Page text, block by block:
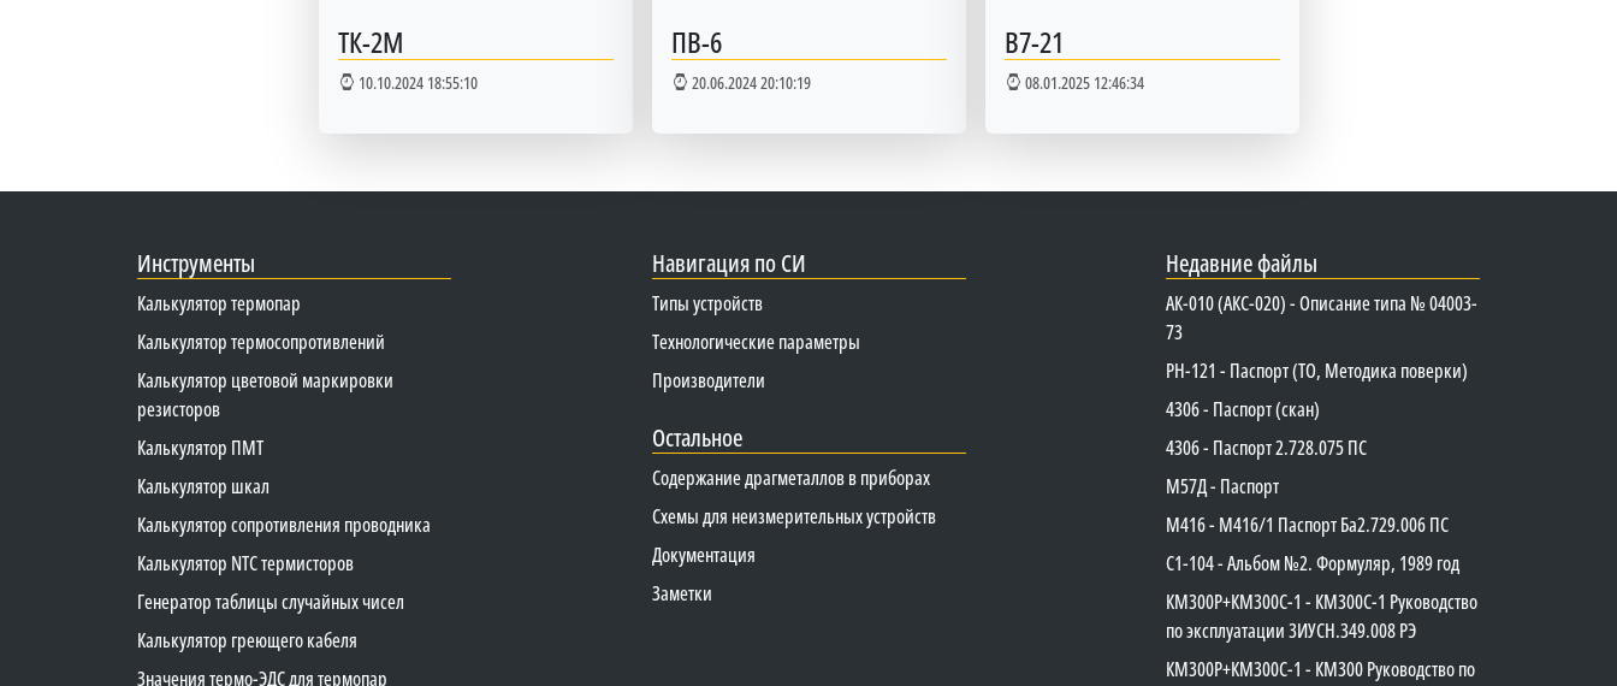
ТК-2М
10.10.2024 18:55:10
ПВ-6
20.06.2024 20:10:19
В7-21
08.01.2025 12:46:34
Инструменты
Калькулятор термопар
Калькулятор термосопротивлений
Калькулятор цветовой маркировки
резисторов
Калькулятор ПМТ
Калькулятор шкал
Калькулятор сопротивления проводника
Калькулятор NTC термисторов
Генератор таблицы случайных чисел
Калькулятор греющего кабеля
Значения термо-ЭДС для термопар
Навигация по СИ
Типы устройств
Технологические параметры
Производители
Остальное
Содержание драгметаллов в приборах
Схемы для неизмерительных устройств
Документация
Заметки
Недавние файлы
АК-010 (АКС-020) - Описание типа № 04003-
73
PH-121 - Паспорт (ТО, Методика поверки)
4306 - Паспорт (скан)
4306 - Паспорт 2.728.075 ПС
М57Д - Паспорт
М416 - М416/1 Паспорт Ба2.729.006 ПС
C1-104 - Альбом №2. Формуляр, 1989 год
КМ300Р+КМ300С-1 - КМ300C-1 Руководство
по эксплуатации 3ИУСН.349.008 РЭ
КМ300Р+КМ300С-1 - КМ300 Руководство по